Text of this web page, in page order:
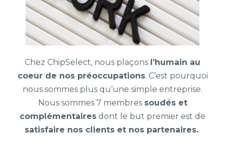
Chez ChipSelect, nous plaçons l’humain au
coeur de nos préoccupations. C’est pourquoi
nous sommes plus qu’une simple entreprise.
Nous sommes 7 membres soudés et
complémentaires dont le but premier est de
satisfaire nos clients et nos partenaires.